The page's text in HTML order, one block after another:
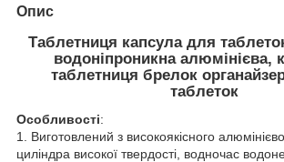
Опис
Таблетниця капсула для
водоніпроникна алюмінієва,
таблетниця брелок
таблеток
Особливості:
1. Виготовлений з високоякісного
циліндра високої твердості, водночас